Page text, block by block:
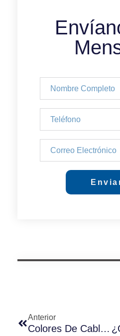
Anterior
Colores De Cableado, Propósitos E Instrucciones De Conexión Del Zócalo De La Fotocélula